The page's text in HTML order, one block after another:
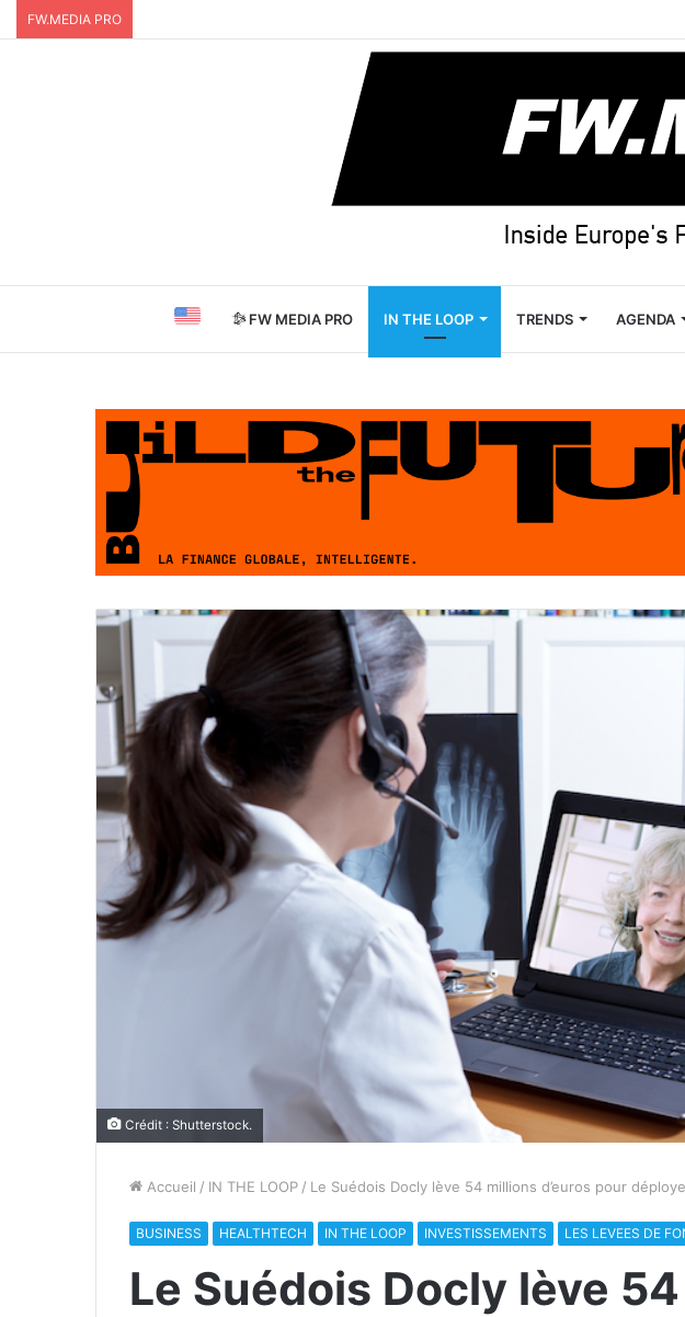
FW.MEDIA PRO
FW MEDIA PRO IN THE LOOP TRENDS AGENDA
Crédit : Shutterstock.
Accueil / IN THE LOOP / Le Suédois Docly lève 54 millions d’euros pour
BUSINESS HEALTHTECH IN THE LOOP INVESTISSEMENTS LES LEVEES DE
Le Suédois Docly lève